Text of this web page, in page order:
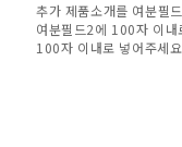
추가 제품소개를 여분필
여분필드2에 100자 이내
100자 이내로 넣어주세요